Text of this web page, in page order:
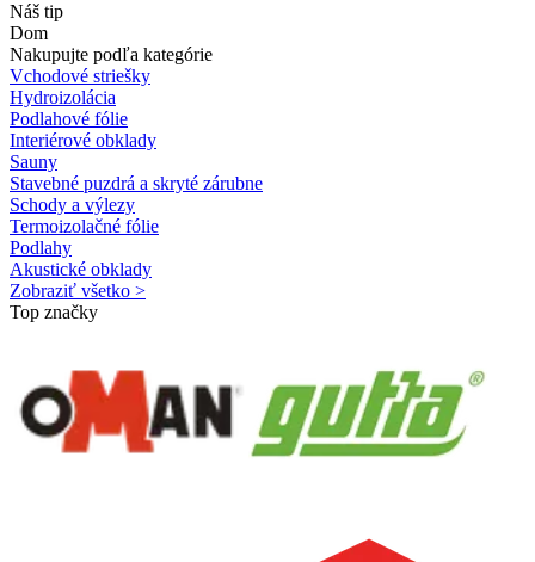
Náš tip
Dom
Nakupujte podľa kategórie
Vchodové striešky
Hydroizolácia
Podlahové fólie
Interiérové obklady
Sauny
Stavebné puzdrá a skryté zárubne
Schody a výlezy
Termoizolačné fólie
Podlahy
Akustické obklady
Zobraziť všetko >
Top značky